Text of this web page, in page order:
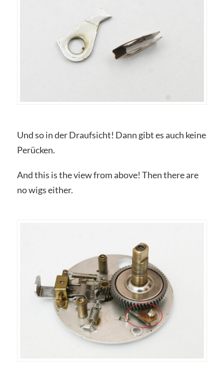
Und so in der Draufsicht! Dann gibt es auch keine
Perücken.
And this is the view from above! Then there are
no wigs either.